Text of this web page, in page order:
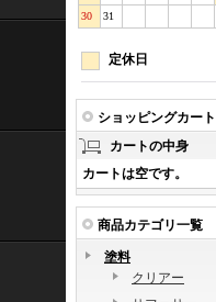
30
31
定休日
ショッピングカート
カートの中身
カートは空です。
商品カテゴリ一覧
塗料
クリアー